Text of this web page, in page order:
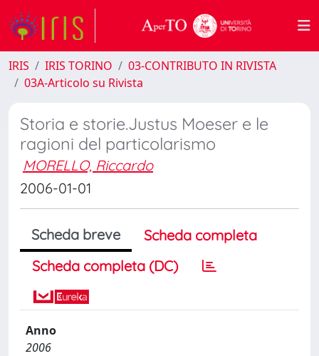
IRIS IRIS TORINO
03-CONTRIBUTO IN RIVISTA
03A-Articolo su Rivista
Storia e storie.Justus Moeser e le
ragioni del particolarismo
MORELLO, Riccardo
2006-01-01
Scheda breve
Scheda completa
Scheda completa (DC)
Anno
2006